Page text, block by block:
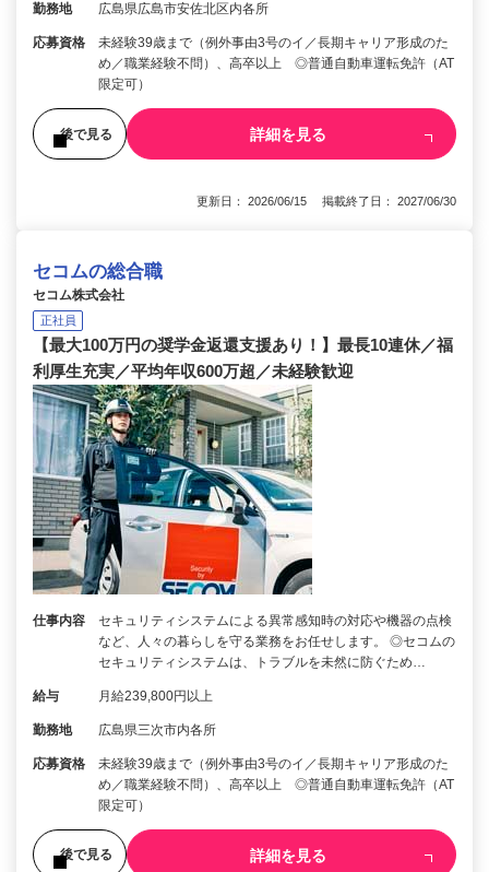
勤務地 広島県広島市安佐北区内各所
応募資格
未経験39歳まで（例外事由3号のイ／長期キャリア形成のた
め／職業経験不問）、高卒以上 ◎普通自動車運転免許（AT
限定可）
後で見る 詳細を見る
更新日： 2026/06/15 掲載終了日： 2027/06/30
セコムの総合職
セコム株式会社
正社員
【最大100万円の奨学金返還支援あり！】最長10連休／福
利厚生充実／平均年収600万超／未経験歓迎
仕事内容
セキュリティシステムによる異常感知時の対応や機器の点検
など、人々の暮らしを守る業務をお任せします。 ◎セコムの
セキュリティシステムは、トラブルを未然に防ぐため…
給与 月給239,800円以上
勤務地 広島県三次市内各所
応募資格
未経験39歳まで（例外事由3号のイ／長期キャリア形成のた
め／職業経験不問）、高卒以上 ◎普通自動車運転免許（AT
限定可）
後で見る 詳細を見る